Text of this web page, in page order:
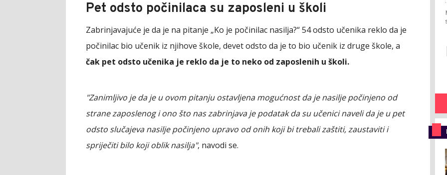
Pet odsto počinilaca su zaposleni u školi
Zabrinjavajuće je da je na pitanje „Ko je počinilac nasilja?“ 54 odsto učenika reklo da je
počinilac bio učenik iz njihove škole, devet odsto da je to bio učenik iz druge škole, a
čak pet odsto učenika je reklo da je to neko od zaposlenih u školi.
"Zanimljivo je da je u ovom pitanju ostavljena mogućnost da je nasilje počinjeno od
strane zaposlenog i ono što nas zabrinjava je podatak da su učenici naveli da je u pet
odsto slučajeva nasilje počinjeno upravo od onih koji bi trebali zaštiti, zaustaviti i
spriječiti bilo koji oblik nasilja", navodi se.